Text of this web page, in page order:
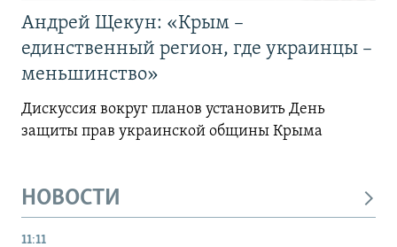
Андрей Щекун: «Крым –
единственный регион, где украинцы –
меньшинство»
Дискуссия вокруг планов установить День
защиты прав украинской общины Крыма
НОВОСТИ
11:11